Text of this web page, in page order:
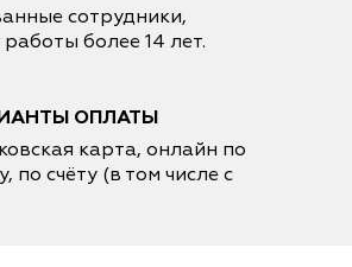
сотрудники,
более 14 лет.
ОПЛАТЫ
карта, онлайн по
по счёту (в том числе с